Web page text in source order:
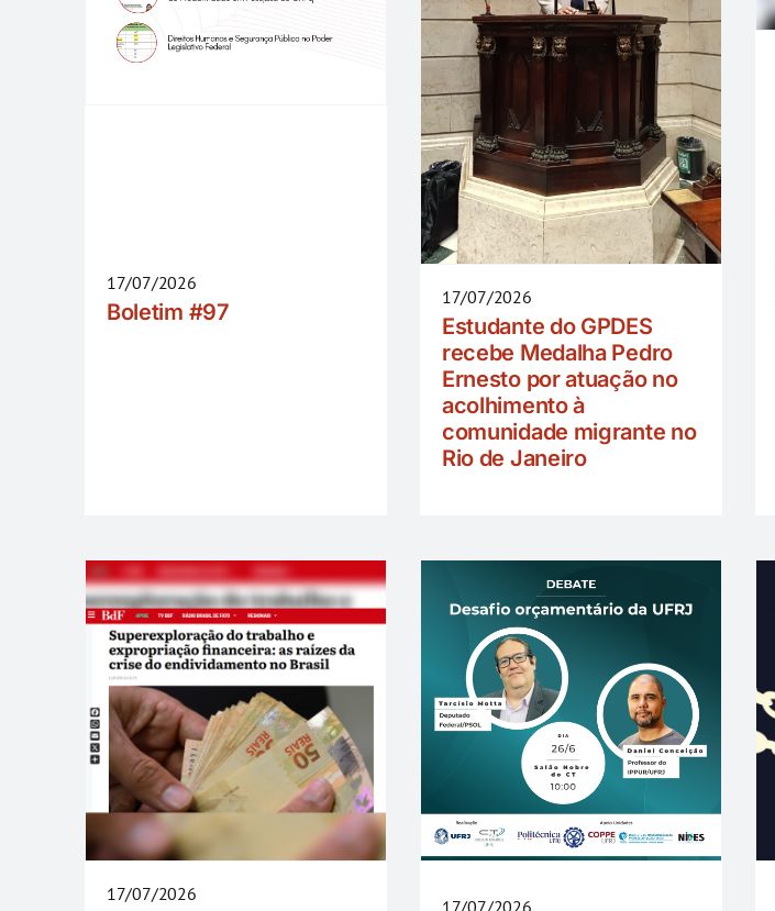
17/07/2026
Boletim #97
17/07/2026
Estudante do GPDES
recebe Medalha Pedro
Ernesto por atuação no
acolhimento à
comunidade migrante no
Rio de Janeiro
17/07/2026
17/07/2026